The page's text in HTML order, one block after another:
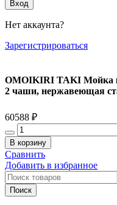
Вход
Нет аккаунта?
Зарегистрироваться
OMOIKIRI TAKI Мойка
2 чаши, нержавеющая
60588 ₽
Количество
товара
OMOIKIRI
TAKI
Мойка
кухонная,
865x440
В корзину
Сравнить
Добавить в избранное
Поиск